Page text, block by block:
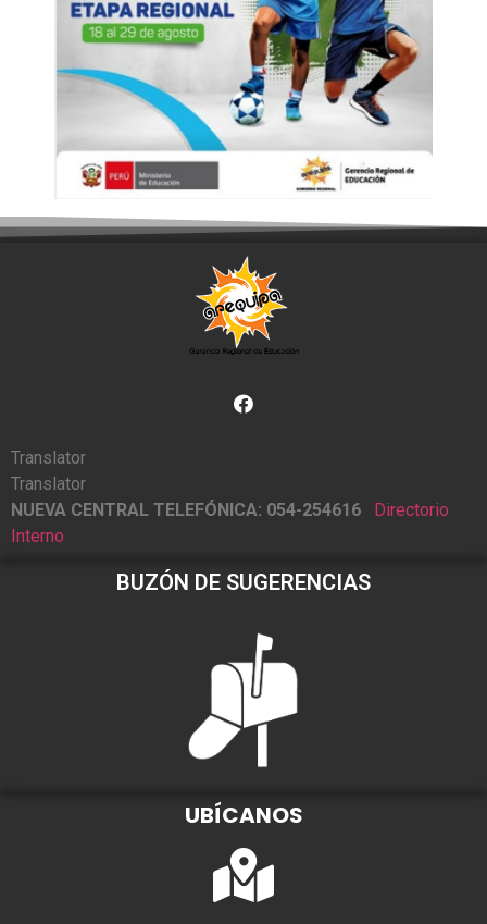
Translator
Translator
NUEVA CENTRAL TELEFÓNICA: 054-254616
Directorio
Interno
BUZÓN DE SUGERENCIAS
UBÍCANOS